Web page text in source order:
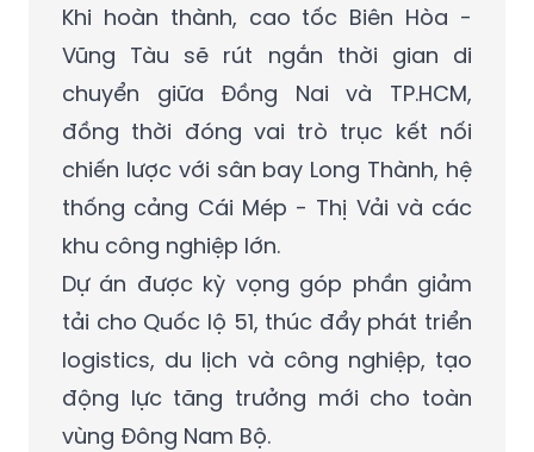
Khi hoàn thành, cao tốc Biên Hòa -
Vũng Tàu sẽ rút ngắn thời gian di
chuyển giữa Đồng Nai và TP.HCM,
đồng thời đóng vai trò trục kết nối
chiến lược với sân bay Long Thành, hệ
thống cảng Cái Mép - Thị Vải và các
khu công nghiệp lớn.
Dự án được kỳ vọng góp phần giảm
tải cho Quốc lộ 51, thúc đẩy phát triển
logistics, du lịch và công nghiệp, tạo
động lực tăng trưởng mới cho toàn
vùng Đông Nam Bộ.